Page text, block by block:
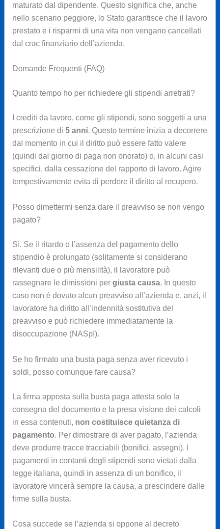
maturato dal dipendente. Questo significa che, anche
nello scenario peggiore, lo Stato garantisce che il lavoro
prestato e i risparmi di una vita non vengano cancellati
dal crac finanziario dell’azienda.
Domande Frequenti (FAQ)
Quanto tempo ho per richiedere gli stipendi arretrati?
I crediti da lavoro, come gli stipendi, sono soggetti a una
prescrizione di 5 anni. Questo termine inizia a decorrere
dal momento in cui il diritto può essere fatto valere
(quindi dal giorno di paga non onorato) o, in alcuni casi
specifici, dalla cessazione del rapporto di lavoro. Agire
tempestivamente evita di perdere il diritto al recupero.
Posso dimettermi senza dare il preavviso se non vengo
pagato?
Sì. Se il ritardo o l’assenza del pagamento dello
stipendio è prolungato (solitamente si considerano
rilevanti due o più mensilità), il lavoratore può
rassegnare le dimissioni per giusta causa. In questo
caso non è dovuto alcun preavviso all’azienda e, anzi, il
lavoratore ha diritto all’indennità sostitutiva del
preavviso e può richiedere immediatamente la
disoccupazione (NASpI).
Se ho firmato una busta paga senza aver ricevuto i
soldi, posso comunque fare causa?
La firma apposta sulla busta paga attesta solo la
consegna del documento e la presa visione dei calcoli
in essa contenuti, non costituisce quietanza di
pagamento. Per dimostrare di aver pagato, l’azienda
deve produrre tracce tracciabili (bonifici, assegni). I
pagamenti in contanti degli stipendi sono vietati dalla
legge italiana, quindi in assenza di un bonifico, il
lavoratore vincerà sempre la causa, a prescindere dalle
firme sulla busta.
Cosa succede se l’azienda si oppone al decreto